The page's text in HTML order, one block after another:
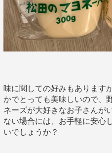
味に関しての好みもありますが
かでとっても美味しいので、
ネーズが大好きなお子さんが
ない場合には、お手軽に安心
いでしょうか？